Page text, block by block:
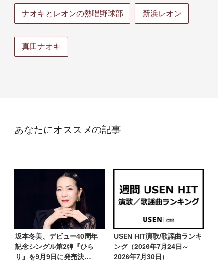
ナオキとレオンの熱唱野球部 新浜レオン
真田ナオキ
あなたにオススメの記事
坂本冬美、デビュー40周年
記念シングル第2弾『ひら
り』を9月9日に発売決
USEN HIT演歌/歌謡曲ランキ
ング（2026年7月24日～
2026年7月30日）